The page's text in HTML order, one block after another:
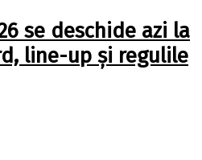
se deschide azi la
line-up și regulile